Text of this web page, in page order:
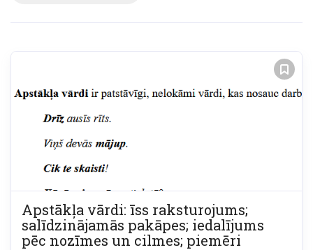
Apstākļa vārdi: īss raksturojums;
salīdzinājamās pakāpes; iedalījums
pēc nozīmes un cilmes; piemēri